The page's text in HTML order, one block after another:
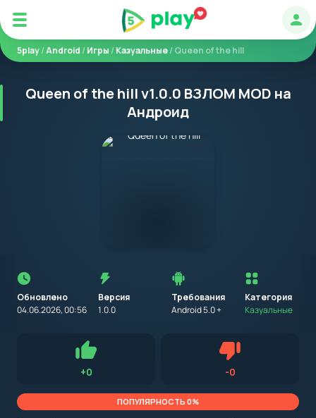
5play/Android /Игры /Казуальные/ Queen of the hill
Queen of the hill v1.0.0 ВЗЛОМ MOD на
Андроид
Обновлено
04.06.2026, 00:56
Версия
1.0.0
Требования
Android 5.0 +
установкой
приложения
на
устройство
с
указываем
минимальные
Категория
Казуальные
обращать внимание на установленную версию Android
OS. Мы указываем минимально необходимую версию для
+0Нравится -0Не нравится
ПОПУЛЯРНОСТЬ 0%